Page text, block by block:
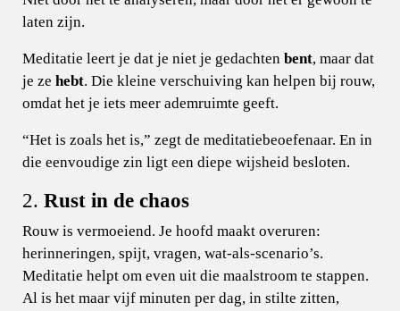
laten zijn.
Meditatie leert je dat je niet je gedachten bent, maar dat
je ze hebt. Die kleine verschuiving kan helpen bij rouw,
omdat het je iets meer ademruimte geeft.
“Het is zoals het is,” zegt de meditatiebeoefenaar. En in
die eenvoudige zin ligt een diepe wijsheid besloten.
2. Rust in de chaos
Rouw is vermoeiend. Je hoofd maakt overuren:
herinneringen, spijt, vragen, wat-als-scenario’s.
Meditatie helpt om even uit die maalstroom te stappen.
Al is het maar vijf minuten per dag, in stilte zitten,